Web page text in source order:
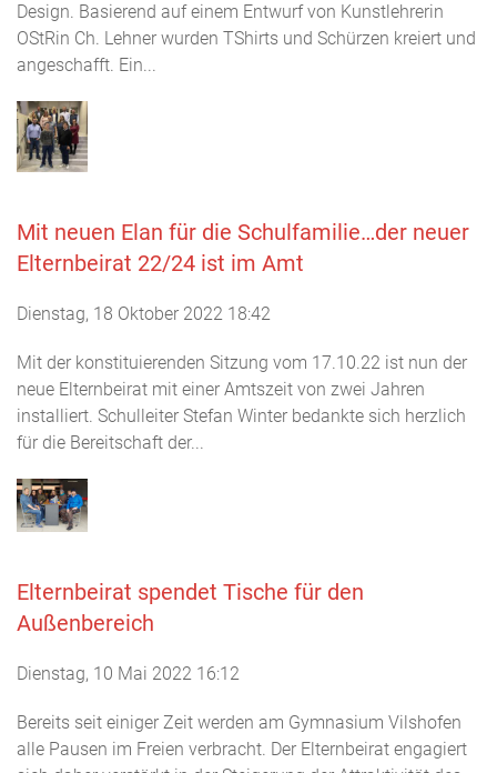
Design. Basierend auf einem Entwurf von Kunstlehrerin
OStRin Ch. Lehner wurden TShirts und Schürzen kreiert und
angeschafft. Ein...
Mit neuen Elan für die Schulfamilie…der neuer
Elternbeirat 22/24 ist im Amt
Dienstag, 18 Oktober 2022 18:42
Mit der konstituierenden Sitzung vom 17.10.22 ist nun der
neue Elternbeirat mit einer Amtszeit von zwei Jahren
installiert. Schulleiter Stefan Winter bedankte sich herzlich
für die Bereitschaft der...
Elternbeirat spendet Tische für den
Außenbereich
Dienstag, 10 Mai 2022 16:12
Bereits seit einiger Zeit werden am Gymnasium Vilshofen
alle Pausen im Freien verbracht. Der Elternbeirat engagiert